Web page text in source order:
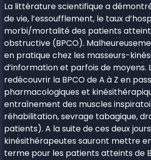
La littérature scientifique a
de vie, l’essoufflement, le taux
morbi/mortalité des patients
obstructive (BPCO).
en pratique chez les masseurs-
d’information et parfois de
redécouvrir la BPCO de A à Z en
pharmacologiques et
entraînement des muscles
réhabilitation, sevrage tabagique,
patients). A la suite de ces deux
kinésithérapeutes sauront mettre
terme pour les patients atteints de